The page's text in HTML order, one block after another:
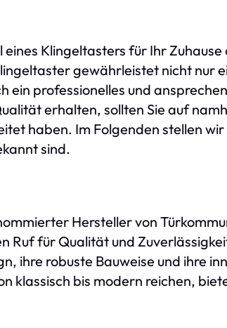
eines Klingeltasters für Ihr
gewährleistet nicht nur
ein professionelles und
erhalten, sollten Sie auf
haben. Im Folgenden stellen
sind.
Hersteller von
Ruf für Qualität und
ihre robuste Bauweise und ihre
klassisch bis modern reichen,